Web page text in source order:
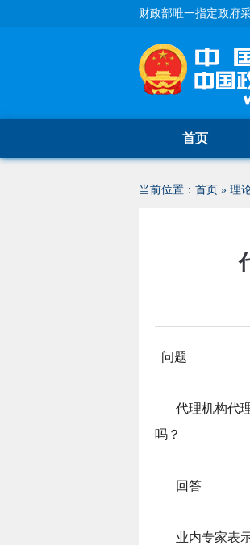
财政部唯一指定政府
首页
当前位置： 首页 » 理
问题
代理机构代
吗？
回答
业内专家表